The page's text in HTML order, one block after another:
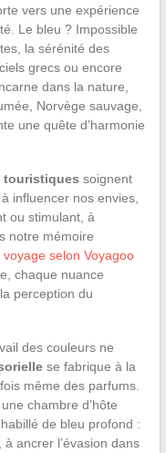
vers une expérience
Le bleu ? Impossible
la sérénité des
grecs ou encore
dans la nature,
Norvège sauvage,
une quête d’harmonie
touristiques soignent
influencer nos envies,
ou stimulant, à
notre mémoire
selon Voyagoo
chaque nuance
perception du
des couleurs ne
se fabrique à la
même des parfums.
chambre d’hôte
de bleu profond :
ancrer l’évasion dans